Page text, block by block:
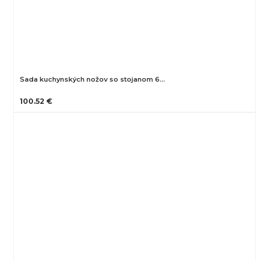
Sada kuchynských nožov so stojanom 6…
100.52 €